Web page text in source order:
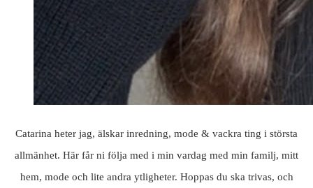
Catarina heter jag, älskar inredning, mode & vackra ting i största
allmänhet. Här får ni följa med i min vardag med min familj, mitt
hem, mode och lite andra ytligheter. Hoppas du ska trivas, och